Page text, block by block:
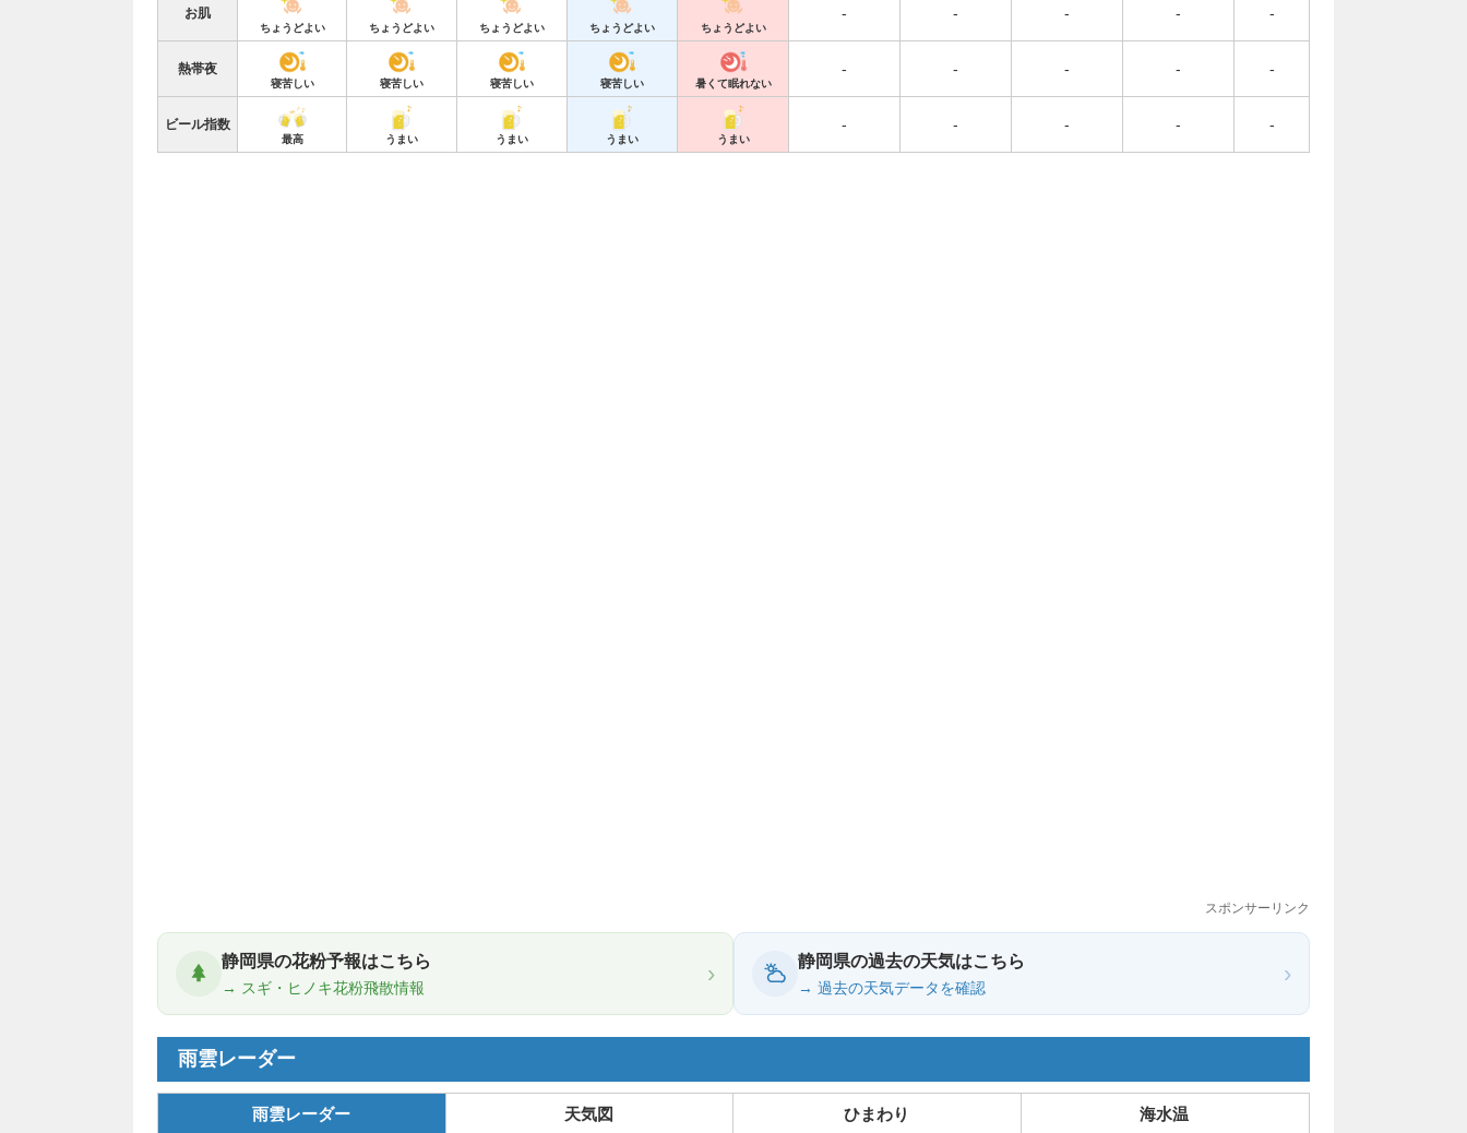
お肌
ちょうどよい ちょうどよい ちょうどよい ちょうどよい ちょうどよい
- - - - -
熱帯夜
寝苦しい 寝苦しい 寝苦しい 寝苦しい 暑くて眠れない
- - - - -
ビール指数
最高 うまい うまい うまい うまい
- - - - -
スポンサーリンク
静岡県の花粉予報はこちら
→ スギ・ヒノキ花粉飛散情報
› 静岡県の過去の天気はこちら
→ 過去の天気データを確認
›
雨雲レーダー
雨雲レーダー 天気図 ひまわり 海水温